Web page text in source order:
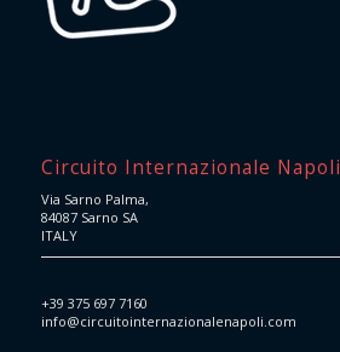
Circuito Internazionale Napoli
Via Sarno Palma,
84087 Sarno SA
ITALY
+39 375 697 7160
info@circuitointernazionalenapoli.com